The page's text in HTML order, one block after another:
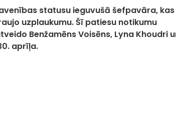
statusu ieguvušā šefpavāra, kas
uzplaukumu. Šī patiesu notikumu
Benžamēns Voisēns, Lyna Khoudri
aprīļa.